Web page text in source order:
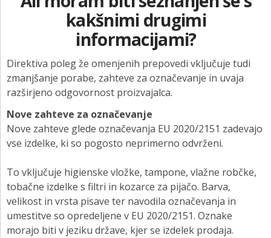
kakšnimi drugimi
informacijami?
Direktiva poleg že omenjenih prepovedi vključuje tudi
zmanjšanje porabe, zahteve za označevanje in uvaja
razširjeno odgovornost proizvajalca.
Nove zahteve za označevanje
Nove zahteve glede označevanja EU 2020/2151 zadevajo
vse izdelke, ki so pogosto neprimerno odvrženi.
To vključuje higienske vložke, tampone, vlažne robčke,
tobačne izdelke s filtri in kozarce za pijačo. Barva,
velikost in vrsta pisave ter navodila označevanja in
umestitve so opredeljene v EU 2020/2151. Oznake
morajo biti v jeziku države, kjer se izdelek prodaja.